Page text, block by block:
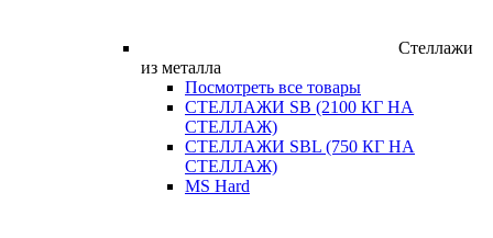
Стеллажи
из металла
Посмотреть все товары
СТЕЛЛАЖИ SB (2100 КГ НА
СТЕЛЛАЖ)
СТЕЛЛАЖИ SBL (750 КГ НА
СТЕЛЛАЖ)
MS Hard